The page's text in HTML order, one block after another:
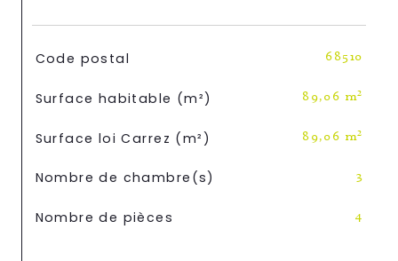
TRAD_SIROCCO_Caracteristique
Code postal 68510
Surface habitable (m²) 89,06 m²
Surface loi Carrez (m²) 89,06 m²
Nombre de chambre(s) 3
Nombre de pièces 4